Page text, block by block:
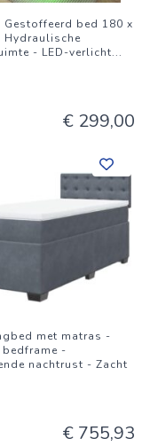
bed 180 x
Hydraulische
- LED-verlicht...
€ 299,00
met matras -
bedframe -
nachtrust - Zacht
€ 755,93